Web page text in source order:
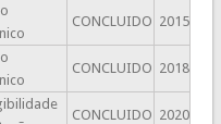
CONCLUIDO 2015
CONCLUIDO 2018
CONCLUIDO 2020